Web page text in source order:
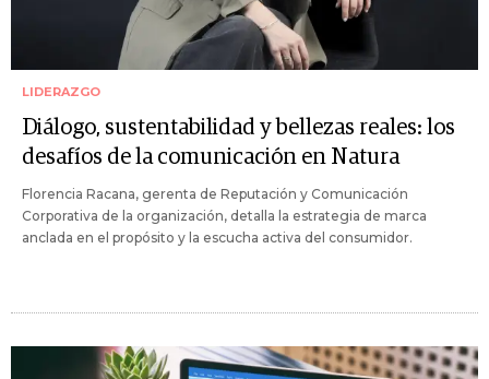
LIDERAZGO
Diálogo, sustentabilidad y bellezas reales: los
desafíos de la comunicación en Natura
Florencia Racana, gerenta de Reputación y Comunicación
Corporativa de la organización, detalla la estrategia de marca
anclada en el propósito y la escucha activa del consumidor.